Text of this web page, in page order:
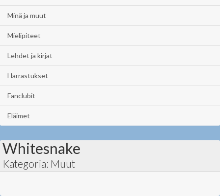
Minä ja muut
Mielipiteet
Lehdet ja kirjat
Harrastukset
Fanclubit
Eläimet
Whitesnake
Kategoria: Muut